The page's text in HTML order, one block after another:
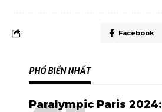
Facebook
PHỔ BIẾN NHẤT
Paralympic Paris 2024: